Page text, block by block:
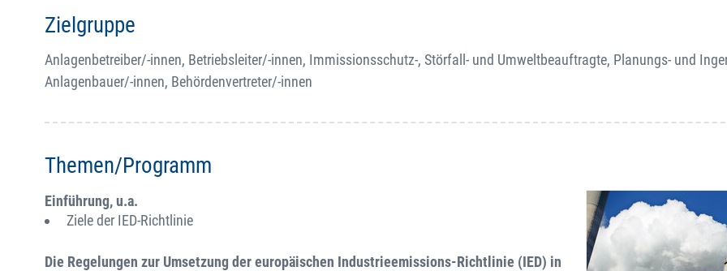
Zielgruppe
Anlagenbetreiber/-innen, Betriebsleiter/-innen, Immissionsschutz-, Störfall- und Umweltbeauftragte, Planungs- und
Anlagenbauer/-innen, Behördenvertreter/-innen
Themen/Programm
Einführung, u.a.
Ziele der IED-Richtlinie
Die Regelungen zur Umsetzung der europäischen Industrieemissions-Richtlinie (IED) in